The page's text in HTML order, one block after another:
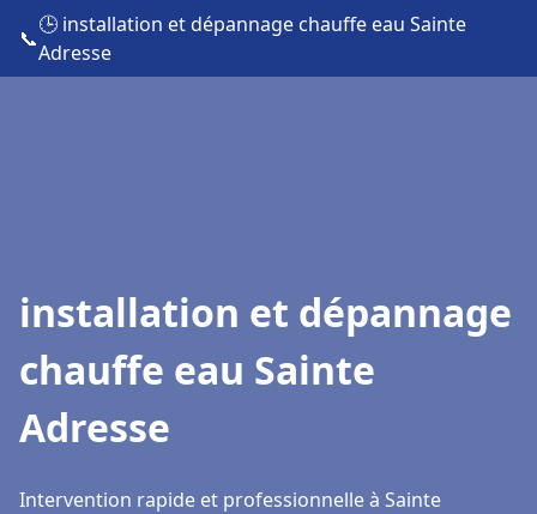
📞
🕒 installation et dépannage chauffe eau Sainte
Adresse
installation et dépannage
chauffe eau Sainte
Adresse
Intervention rapide et professionnelle à Sainte